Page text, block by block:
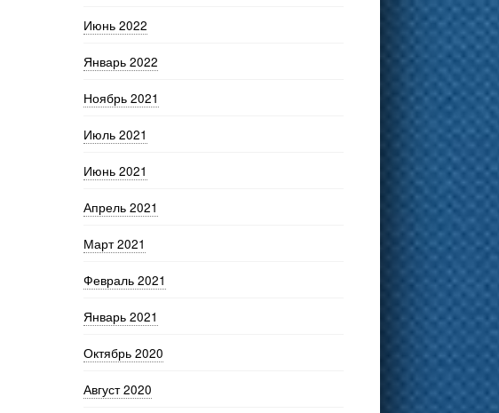
Июнь 2022
Январь 2022
Ноябрь 2021
Июль 2021
Июнь 2021
Апрель 2021
Март 2021
Февраль 2021
Январь 2021
Октябрь 2020
Август 2020